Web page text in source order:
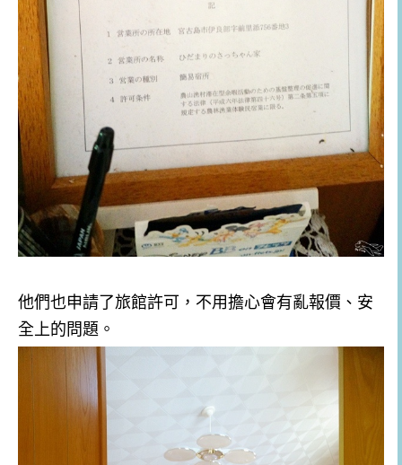
他們也申請了旅館許可，不用擔心會有亂報價、安
全上的問題。